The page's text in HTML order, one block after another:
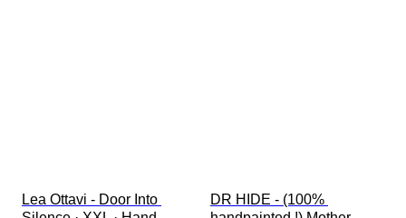
Lea Ottavi - Door Into
DR HIDE - (100%